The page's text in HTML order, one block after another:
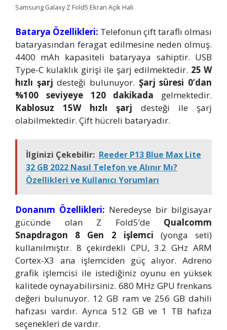
Samsung Galaxy Z Fold5 Ekran Açık Hali
Batarya Özellikleri: Telefonun çift taraflı olması
bataryasından feragat edilmesine neden olmuş.
4400 mAh kapasiteli bataryaya sahiptir. USB
Type-C kulaklık girişi ile şarj edilmektedir. 25 W
hızlı şarj desteği bulunuyor. Şarj süresi 0’dan
%100 seviyeye 120 dakikada gelmektedir.
Kablosuz 15W hızlı şarj desteği ile şarj
olabilmektedir. Çift hücreli bataryadır.
İlginizi Çekebilir: Reeder P13 Blue Max Lite
32 GB 2022 Nasıl Telefon ve Alınır Mı?
Özellikleri ve Kullanıcı Yorumları
Donanım Özellikleri: Neredeyse bir bilgisayar
gücünde olan Z Fold5’de Qualcomm
Snapdragon 8 Gen 2 işlemci (yonga seti)
kullanılmıştır. 8 çekirdekli CPU, 3.2 GHz ARM
Cortex-X3 ana işlemciden güç alıyor. Adreno
grafik işlemcisi ile istediğiniz oyunu en yüksek
kalitede oynayabilirsiniz. 680 MHz GPU frenkans
değeri bulunuyor. 12 GB ram ve 256 GB dahili
hafızası vardır. Ayrıca 512 GB ve 1 TB hafıza
seçenekleri de vardır.